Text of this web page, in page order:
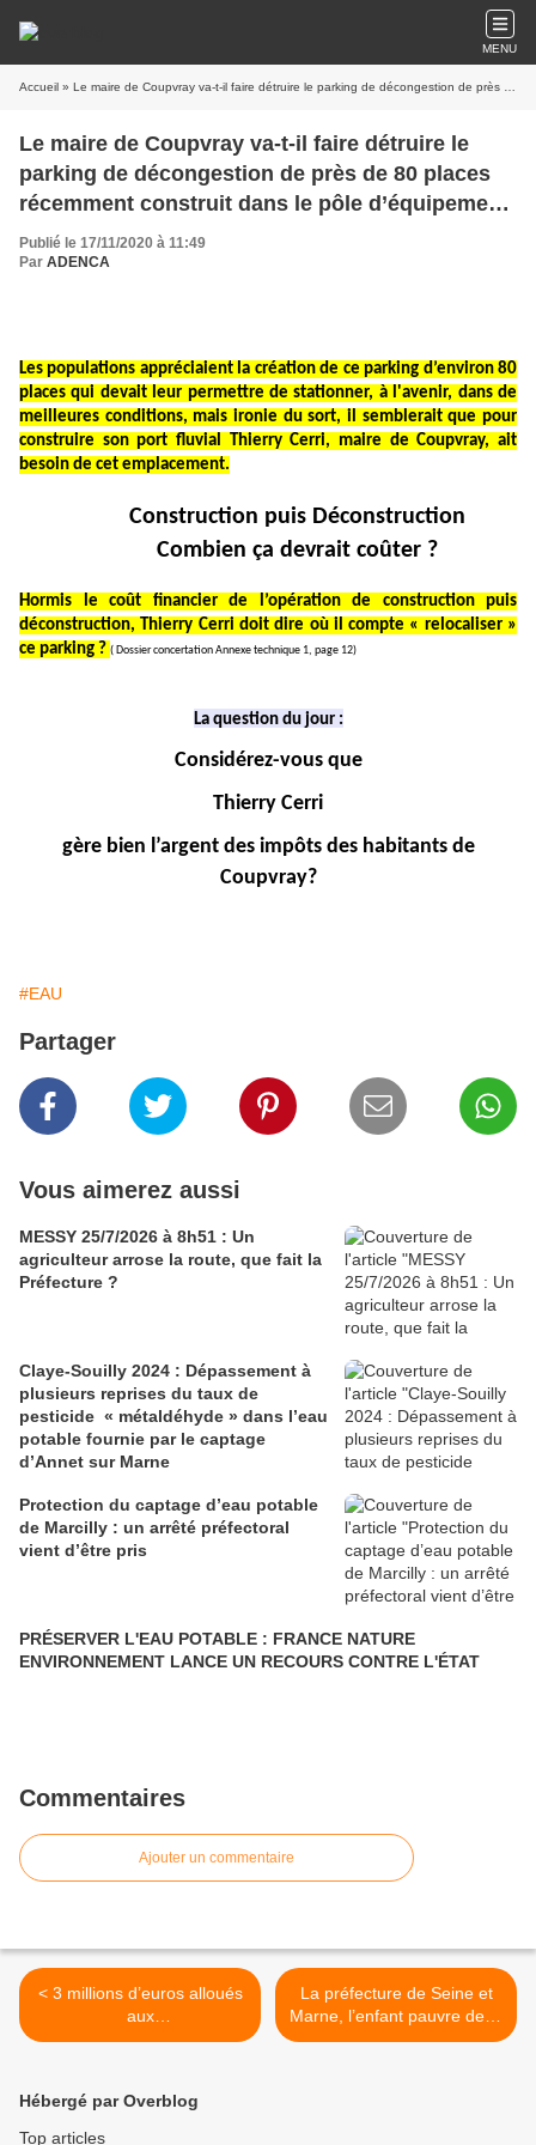
MENU
Accueil » Le maire de Coupvray va-t-il faire détruire le parking de décongestion de près de 80 places récemment construit dans le pôle d’équipement sportif pour implanter son port fluvial ?
Le maire de Coupvray va-t-il faire détruire le
parking de décongestion de près de 80 places
récemment construit dans le pôle d’équipement
sportif pour implanter son port fluvial ?
Publié le 17/11/2020 à 11:49
Par ADENCA
Les populations appréciaient la création de ce parking d’environ 80
places qui devait leur permettre de stationner, à l'avenir, dans de
meilleures conditions, mais ironie du sort, il semblerait que pour
construire son port fluvial Thierry Cerri, maire de Coupvray, ait
besoin de cet emplacement.
Construction puis Déconstruction
Combien ça devrait coûter ?
Hormis le coût financier de l’opération de construction puis
déconstruction, Thierry Cerri doit dire où il compte « relocaliser »
ce parking ? ( Dossier concertation Annexe technique 1, page 12)
La question du jour :
Considérez-vous que
Thierry Cerri
gère bien l’argent des impôts des habitants de
Coupvray?
#EAU
Partager
Vous aimerez aussi
MESSY 25/7/2026 à 8h51 : Un
agriculteur arrose la route, que fait la
Préfecture ?
Claye-Souilly 2024 : Dépassement à
plusieurs reprises du taux de
pesticide « métaldéhyde » dans l’eau
potable fournie par le captage
d’Annet sur Marne
Protection du captage d’eau potable
de Marcilly : un arrêté préfectoral
vient d’être pris
PRÉSERVER L'EAU POTABLE : FRANCE NATURE
ENVIRONNEMENT LANCE UN RECOURS CONTRE L'ÉTAT
Commentaires
Ajouter un commentaire
< 3 millions d’euros alloués
aux
agriculteurs/méthaniseurs
combien pour les petits
commerçants au bord de la
La préfecture de Seine et
Marne, l’enfant pauvre de la
France : ses outils
Hébergé par Overblog
Top articles